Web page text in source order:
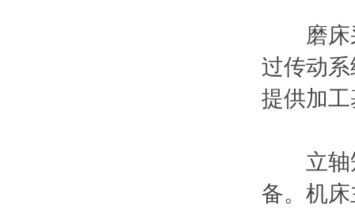
磨床采
过传动系
提供加工
立轴矩
备。